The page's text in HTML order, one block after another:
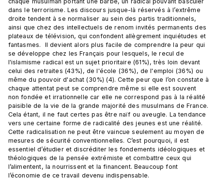
dans le terrorisme. Les discours jusque-là réservés à l’extrême
droite tendent à se normaliser au sein des partis traditionnels,
ainsi que chez des intellectuels de renom invités permanents des
plateaux de télévision, qui confondent allègrement inquiétudes et
fantasmes.  Il devient alors plus facile de comprendre la peur qui
se développe chez les Français pour lesquels, le recul de
l'islamisme radical est un sujet prioritaire (61%), très loin devant
celui des retraites (43%), de l'école (36%), de l'emploi (36%) ou
même du pouvoir d'achat (30%) (4). Cette peur que l’on constate à
chaque attentat peut se comprendre même si elle est souvent
non fondée et irrationnelle car elle ne correspond pas à la réalité
paisible de la vie de la grande majorité des musulmans de France.
Cela étant, il ne faut certes pas être naïf ou aveugle. La tendance
vers une certaine forme de radicalité des jeunes est une réalité.
Cette radicalisation ne peut être vaincue seulement au moyen de
mesures de sécurité conventionnelles. C’est pourquoi, il est
essentiel d’étudier et discréditer les fondements idéologiques et
théologiques de la pensée extrémiste et combattre ceux qui
l’alimentent, la nourrissent et la financent. Beaucoup font
l’économie de ce travail devenu indispensable.